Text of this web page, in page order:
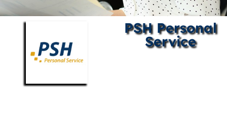
PSH Personal
Service